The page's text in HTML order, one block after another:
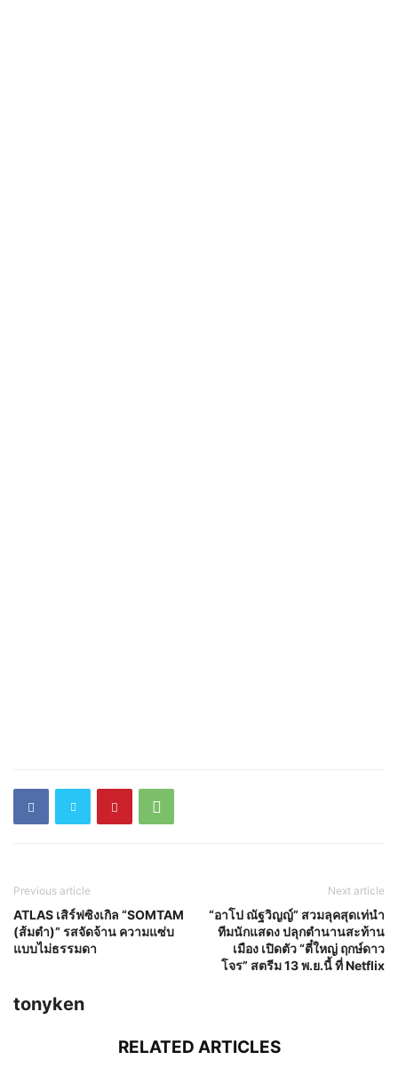
Previous article
ATLAS เสิร์ฟซิงเกิล “SOMTAM
(ส้มตำ)” รสจัดจ้าน ความแซ่บ
แบบไม่ธรรมดา
Next article
“อาโป ณัฐวิญญ์” สวมลุคสุดเท่นำ
ทีมนักแสดง ปลุกตำนานสะท้าน
เมือง เปิดตัว “ตี๋ใหญ่ ฤกษ์ดาว
โจร” สตรีม 13 พ.ย.นี้ ที่ Netflix
tonyken
RELATED ARTICLES